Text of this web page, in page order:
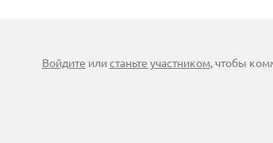
Войдите илистаньте участником, чтобы